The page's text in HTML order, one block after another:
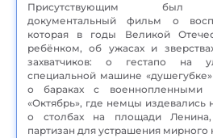
Присутствующим был
документальный фильм о
которая в годы Великой
ребёнком, об ужасах и
захватчиков: о гестапо на
специальной машине
о бараках с военнопленными
«Октябрь», где немцы
о столбах на площади
партизан для устрашения мирного